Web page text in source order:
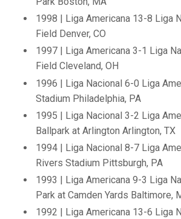
1998 | Liga Americana 13-8 Liga
Field Denver, CO
1997 | Liga Americana 3-1 Liga
Field Cleveland, OH
1996 | Liga Nacional 6-0 Liga
Stadium Philadelphia, PA
1995 | Liga Nacional 3-2 Liga
Ballpark at Arlington Arlington, TX
1994 | Liga Nacional 8-7 Liga
Rivers Stadium Pittsburgh, PA
1993 | Liga Americana 9-3 Liga
Park at Camden Yards Baltimore,
1992 | Liga Americana 13-6 Liga